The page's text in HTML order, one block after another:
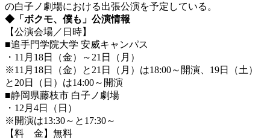
の白子ノ劇場における出張公演を予定している。
◆「ボクモ、僕も」公演情報
【公演会場／日時】
■追手門学院大学 安威キャンパス
・11月18日（金）～21日（月）
※11月18日（金）と21日（月）は18:00～開演、19日（土）
と20日（日）は14:00～開演
■静岡県藤枝市 白子ノ劇場
・12月4日（日）
※開演は13:30～と17:30～
【料 金】無料